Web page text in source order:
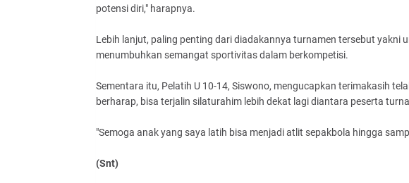
potensi diri," harapnya.
Lebih lanjut, paling penting dari diadakannya turnamen tersebut yakni
menumbuhkan semangat sportivitas dalam berkompetisi.
Sementara itu, Pelatih U 10-14, Siswono, mengucapkan terimakasih
berharap, bisa terjalin silaturahim lebih dekat lagi diantara peserta
"Semoga anak yang saya latih bisa menjadi atlit sepakbola hingga
(Snt)